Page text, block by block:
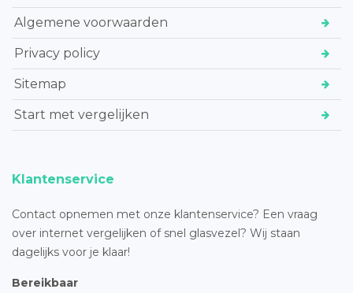
Algemene voorwaarden
Privacy policy
Sitemap
Start met vergelijken
Klantenservice
Contact opnemen met onze klantenservice? Een vraag
over internet vergelijken of snel glasvezel? Wij staan
dagelijks voor je klaar!
Bereikbaar